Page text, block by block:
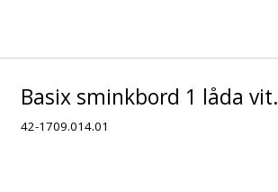
Basix sminkbord 1 låda vit.
42-1709.014.01